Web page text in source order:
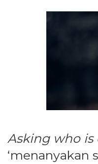
Asking who
‘menanyakan